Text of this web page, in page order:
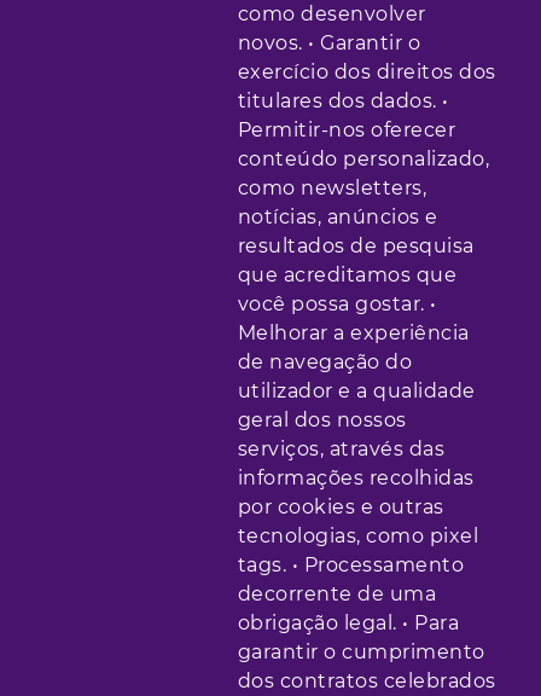
como desenvolver
novos. • Garantir o
exercício dos direitos dos
titulares dos dados. •
Permitir-nos oferecer
conteúdo personalizado,
como newsletters,
notícias, anúncios e
resultados de pesquisa
que acreditamos que
você possa gostar. •
Melhorar a experiência
de navegação do
utilizador e a qualidade
geral dos nossos
serviços, através das
informações recolhidas
por cookies e outras
tecnologias, como pixel
tags. • Processamento
decorrente de uma
obrigação legal. • Para
garantir o cumprimento
dos contratos celebrados